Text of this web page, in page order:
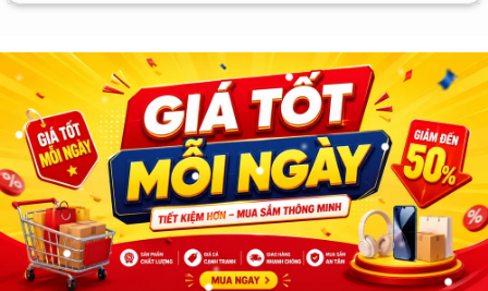
➤ Chọn cấu hình 6 Ram 128Gb/ SSD 8.000GB